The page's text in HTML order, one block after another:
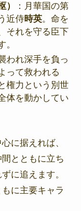
）
：月華国の第
近侍時英。命を
それを守る臣下
。
われ深手を負っ
って救われる
権力という別世
体を動かしてい
に据えれば、
とともに立ち
に追えます。
に主要キャラ